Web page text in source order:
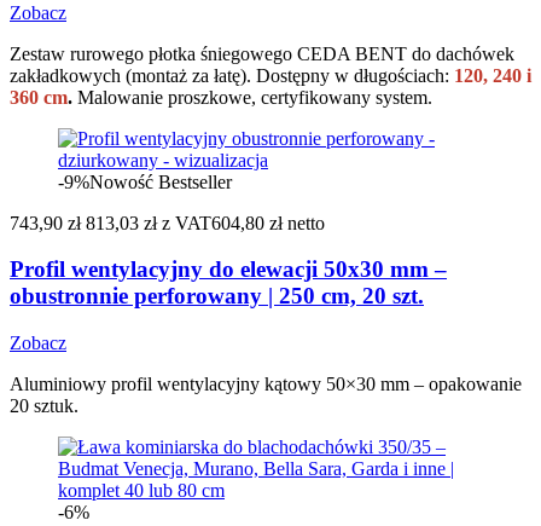
Zobacz
Zestaw rurowego płotka śniegowego CEDA BENT do dachówek
zakładkowych (montaż za łatę). Dostępny w długościach: 120, 240 i
360 cm. Malowanie proszkowe, certyfikowany system.
-9%Nowość Bestseller
743,90 zł 813,03 zł z VAT604,80 zł netto
Profil wentylacyjny do elewacji 50x30 mm –
obustronnie perforowany | 250 cm, 20 szt.
Zobacz
Aluminiowy profil wentylacyjny kątowy 50×30 mm – opakowanie
20 sztuk.
-6%